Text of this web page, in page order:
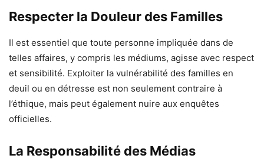
Respecter la Douleur des Familles
Il est essentiel que toute personne impliquée dans de
telles affaires, y compris les médiums, agisse avec respect
et sensibilité. Exploiter la vulnérabilité des familles en
deuil ou en détresse est non seulement contraire à
l’éthique, mais peut également nuire aux enquêtes
officielles.
La Responsabilité des Médias